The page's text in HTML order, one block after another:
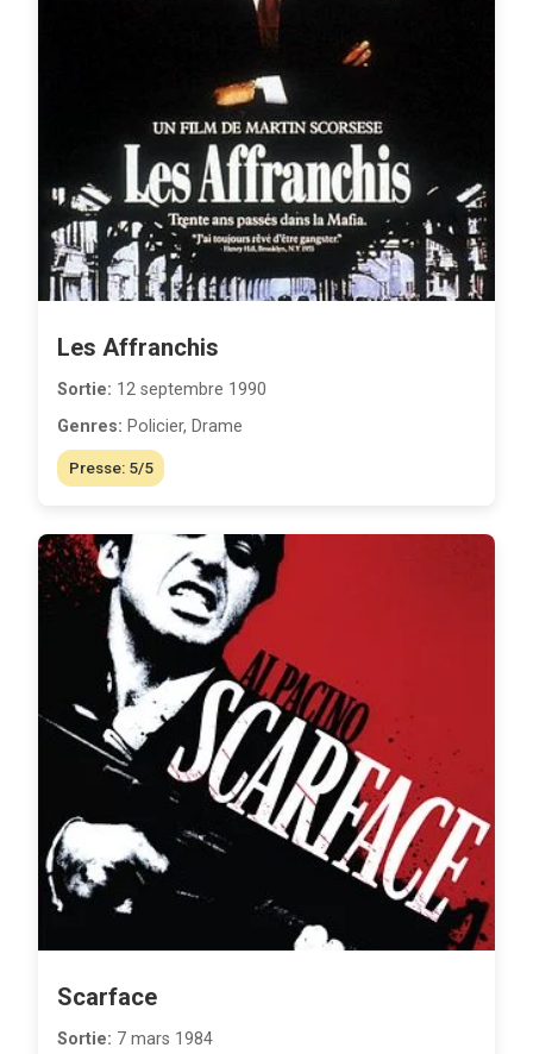
Les Affranchis
Sortie: 12 septembre 1990
Genres: Policier, Drame
Presse: 5/5
Scarface
Sortie: 7 mars 1984